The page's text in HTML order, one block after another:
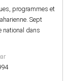
programmes et
Sept
national dans